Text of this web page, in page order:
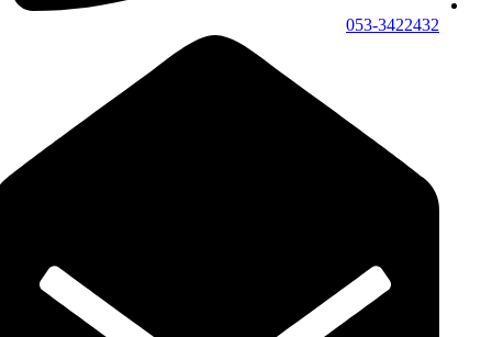
053-3422432